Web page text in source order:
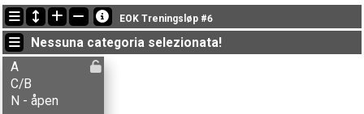
Ultimi aggiornamenti
16:58:31: Elias S-Danielsen (A) got new status: SQ
19:50:49: Håkon G. Kvamme (C/B) è arrivato con il tempo: 80:57 (9)
19:43:25: Tore Lindaas (N - åpen) è arrivato with status finished
EOK Treningsløp #6
Nessuna categoria selezionata!
A
C/B
N - åpen